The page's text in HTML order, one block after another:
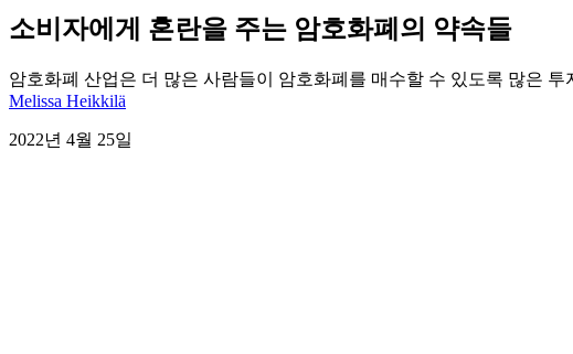
소비자에게 혼란을 주는 암호화폐의 약속들
암호화폐 산업은 더 많은 사람들이 암호화폐를 매수할 수 있도록 많은
Melissa Heikkilä
2022년 4월 25일